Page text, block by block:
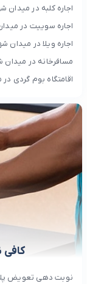
اجاره کلبه در میدان
اجاره سوییت در
اجاره ویلا در میدان
مسافرخانه در میدان
اقامتگاه بوم گردی
نوبت دهی تعویض